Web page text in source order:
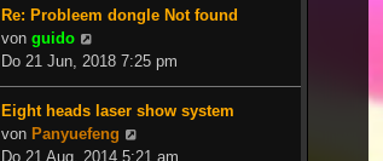
Re: Probleem dongle Not found
von guido
Beitrag
Do 21 Jun, 2018 7:25 pm
Eight heads laser show system
von Panyuefeng
Beitrag
Do 21 Aug, 2014 5:21 am